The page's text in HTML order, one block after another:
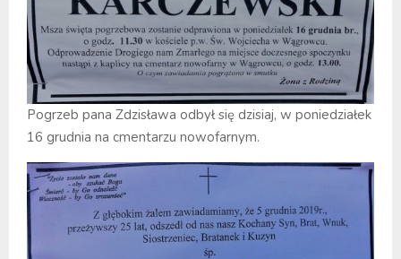
Pogrzeb pana Zdzisława odbył się dzisiaj, w poniedziałek
16 grudnia na cmentarzu nowofarnym.